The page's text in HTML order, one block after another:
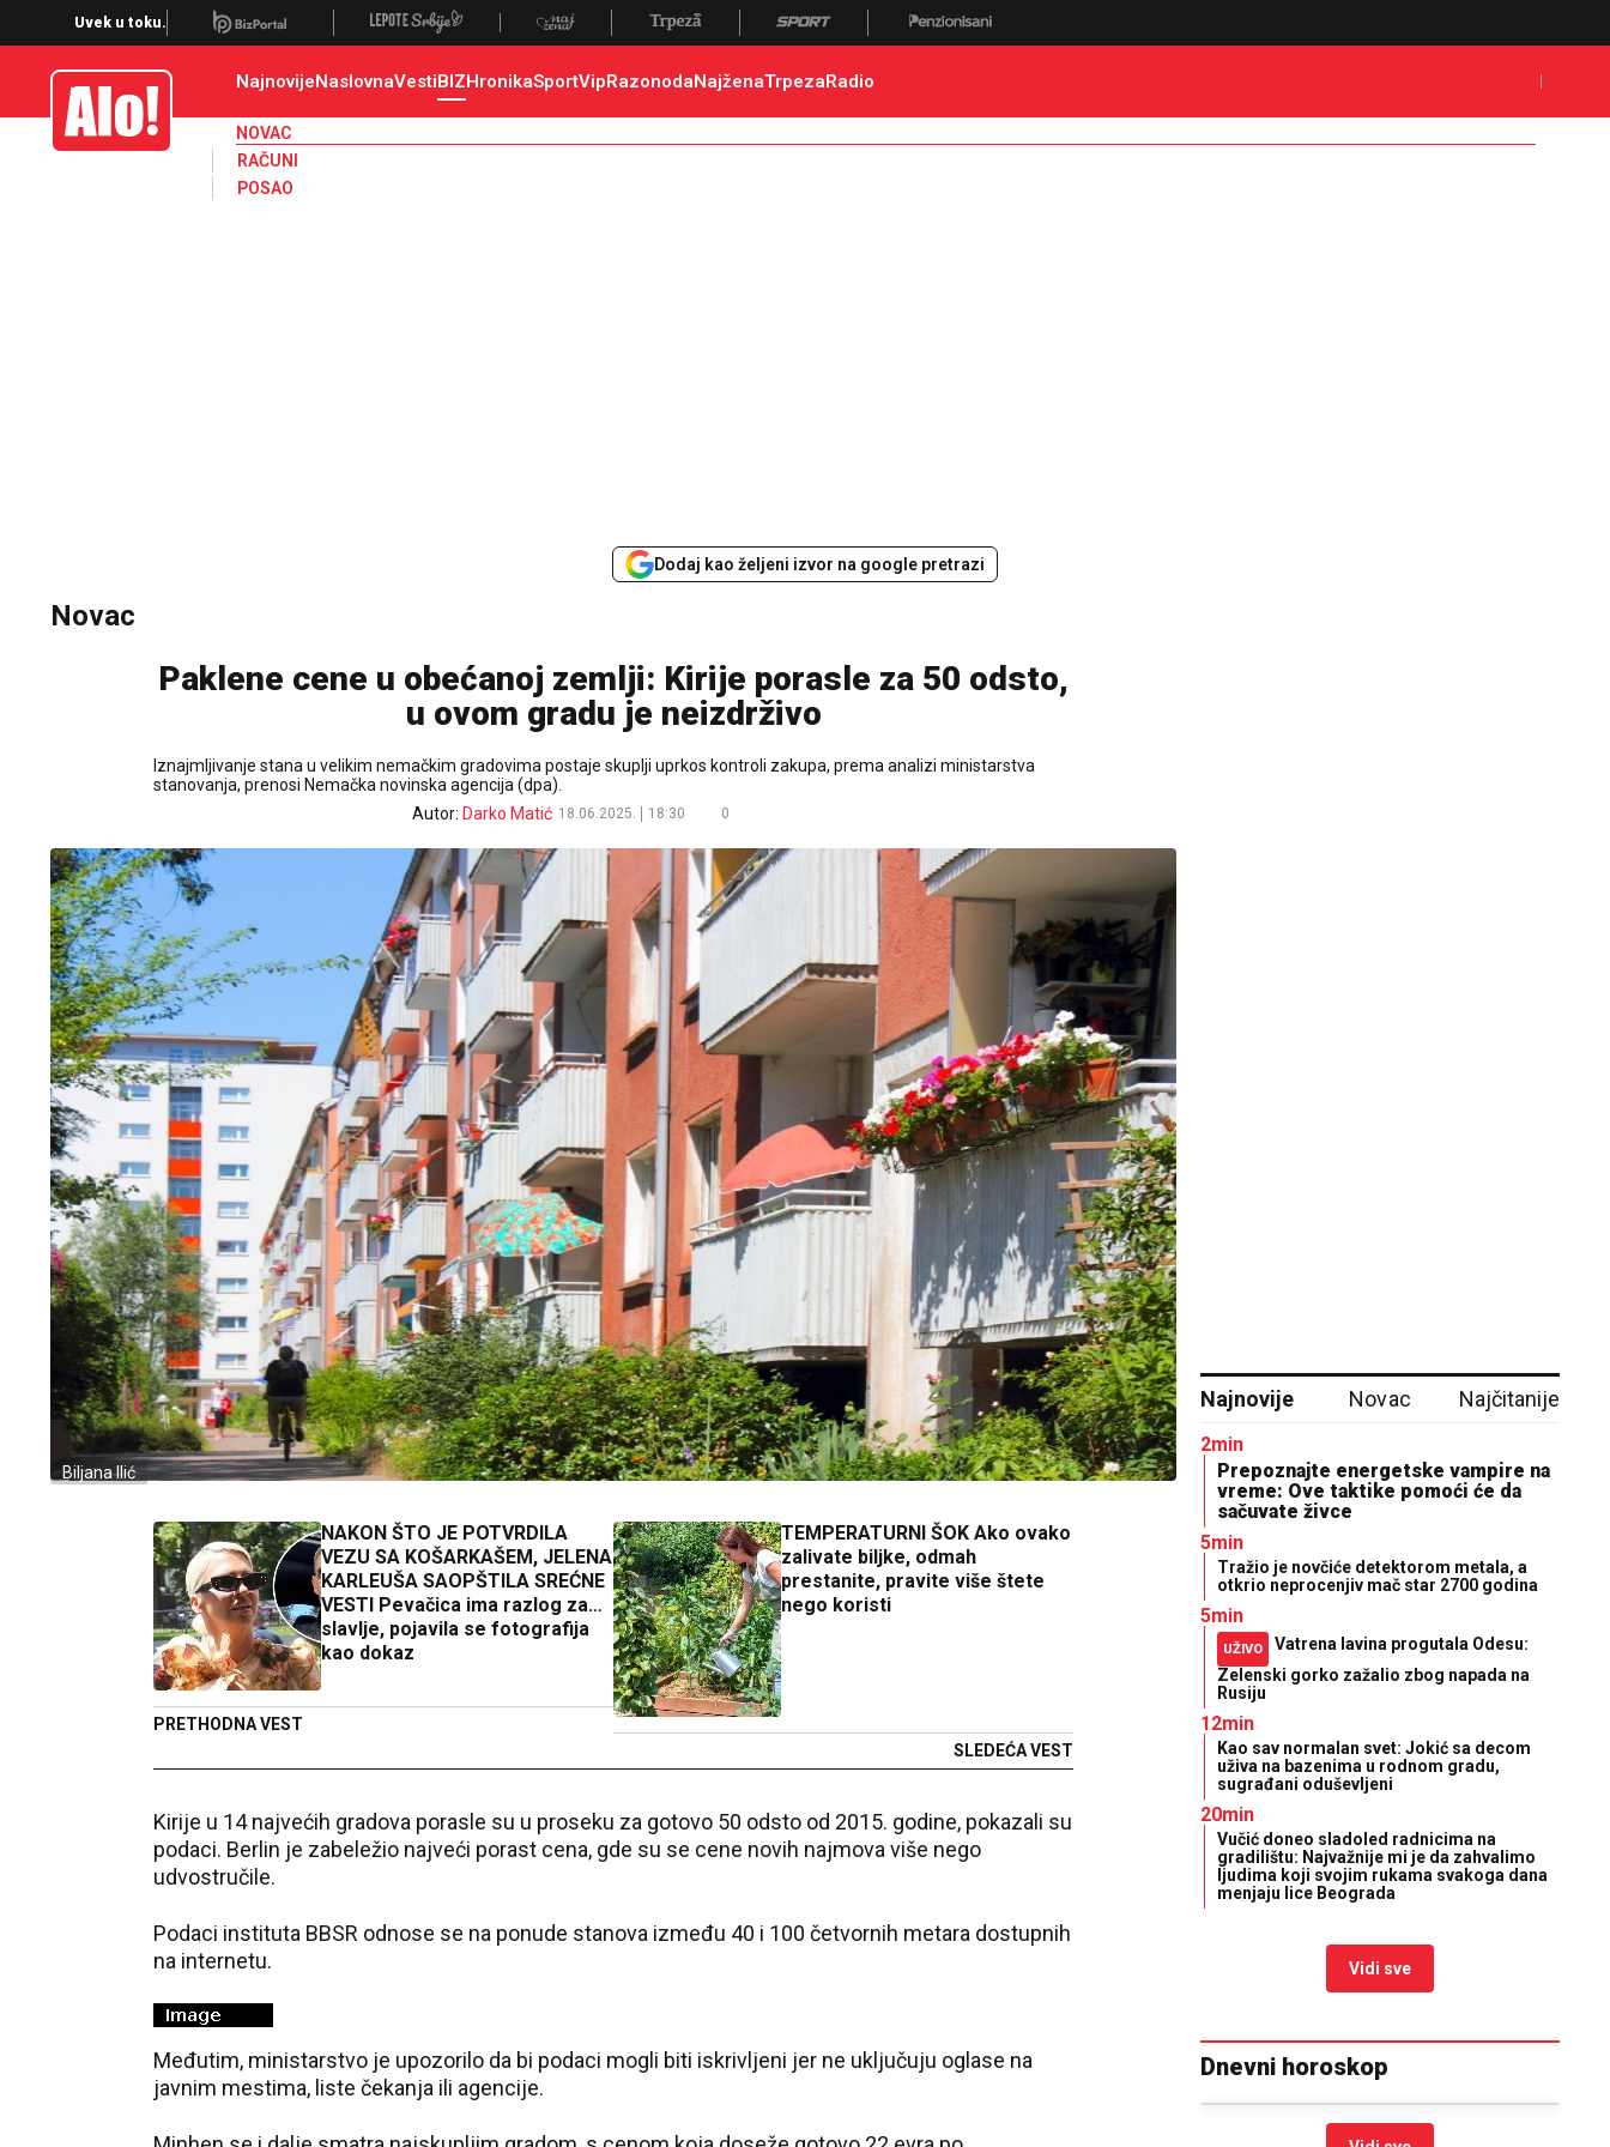
Novac, dinar, evro, dolar, kurs, kursna lista, nbs, narodna banka srbije
Uvek u toku.
Alo NajnovijeNaslovnaVestiBIZHronikaSportVipRazonodaNajženaTrpezaRadio
NOVAC
RAČUNI
POSAO
Dodaj kao željeni izvor na google pretrazi
Novac
Paklene cene u obećanoj zemlji: Kirije porasle za 50 odsto,
u ovom gradu je neizdrživo
Iznajmljivanje stana u velikim nemačkim gradovima postaje skuplji uprkos kontroli zakupa, prema analizi ministarstva
stanovanja, prenosi Nemačka novinska agencija (dpa).
Autor: Darko Matić 18.06.2025. 18:30 0
Biljana Ilić
NAKON ŠTO JE POTVRDILA
VEZU SA KOŠARKAŠEM, JELENA
KARLEUŠA SAOPŠTILA SREĆNE
VESTI Pevačica ima razlog za
slavlje, pojavila se fotografija
kao dokaz
PRETHODNA VEST
TEMPERATURNI ŠOK Ako ovako
zalivate biljke, odmah
prestanite, pravite više štete
nego koristi
SLEDEĆA VEST
Kirije u 14 najvećih gradova porasle su u proseku za gotovo 50 odsto od 2015. godine, pokazali su
podaci. Berlin je zabeležio najveći porast cena, gde su se cene novih najmova više nego
udvostručile.
Podaci instituta BBSR odnose se na ponude stanova između 40 i 100 četvornih metara dostupnih
na internetu.
Međutim, ministarstvo je upozorilo da bi podaci mogli biti iskrivljeni jer ne uključuju oglase na
javnim mestima, liste čekanja ili agencije.
Najnovije Novac Najčitanije
2min
Prepoznajte energetske vampire na
vreme: Ove taktike pomoći će da
sačuvate živce
5min
Tražio je novčiće detektorom metala, a
otkrio neprocenjiv mač star 2700 godina
5min
UŽIVO
Vatrena lavina progutala Odesu:
Zelenski gorko zažalio zbog napada na
Rusiju
12min
Kao sav normalan svet: Jokić sa decom
uživa na bazenima u rodnom gradu,
sugrađani oduševljeni
20min
Vučić doneo sladoled radnicima na
gradilištu: Najvažnije mi je da zahvalimo
ljudima koji svojim rukama svakoga dana
menjaju lice Beograda
Vidi sve
Dnevni horoskop